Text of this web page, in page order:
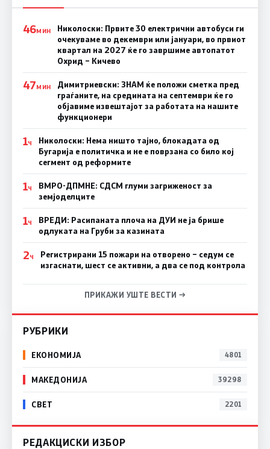
46МИН
Николоски: Првите 30 електрични автобуси ги
очекуваме во декември или јануари, во првиот
квартал на 2027 ќе го завршиме автопатот
Охрид – Кичево
47МИН
Димитриевски: ЗНАМ ќе положи сметка пред
граѓаните, на средината на септември ќе го
објавиме извештајот за работата на нашите
функционери
1Ч
Николоски: Нема ништо тајно, блокадата од
Бугарија е политичка и не е поврзана со било кој
сегмент од реформите
1Ч
ВМРО-ДПМНЕ: СДСМ глуми загриженост за
земјоделците
1Ч
ВРЕДИ: Расипаната плоча на ДУИ не ја брише
одлуката на Груби за казината
2Ч
Регистрирани 15 пожари на отворено – седум се
изгаснати, шест се активни, а два се под контрола
ПРИКАЖИ УШТЕ ВЕСТИ →
РУБРИКИ
ЕКОНОМИЈА 4801
МАКЕДОНИЈА 39298
СВЕТ 2201
РЕДАКЦИСКИ ИЗБОР